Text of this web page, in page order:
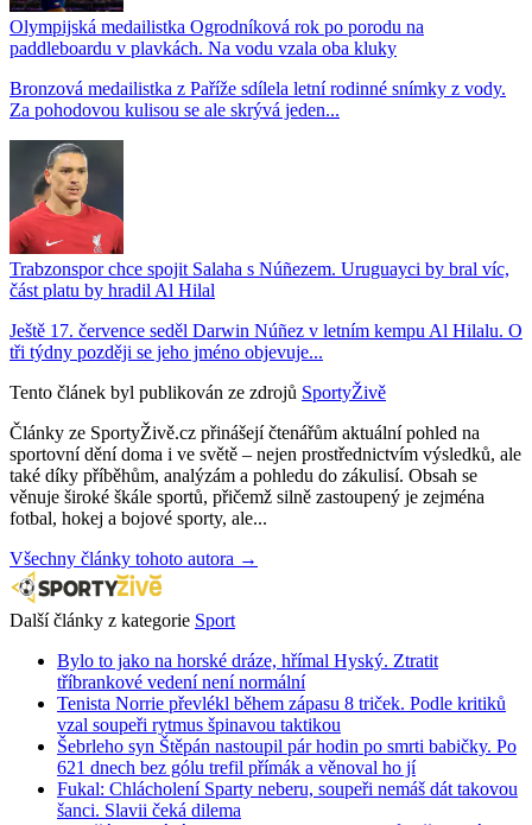
Olympijská medailistka Ogrodníková rok po porodu na
paddleboardu v plavkách. Na vodu vzala oba kluky
Bronzová medailistka z Paříže sdílela letní rodinné snímky z vody.
Za pohodovou kulisou se ale skrývá jeden...
Trabzonspor chce spojit Salaha s Núñezem. Uruguayci by bral víc,
část platu by hradil Al Hilal
Ještě 17. července seděl Darwin Núñez v letním kempu Al Hilalu. O
tři týdny později se jeho jméno objevuje...
Tento článek byl publikován ze zdrojů SportyŽivě
Články ze SportyŽivě.cz přinášejí čtenářům aktuální pohled na
sportovní dění doma i ve světě – nejen prostřednictvím výsledků, ale
také díky příběhům, analýzám a pohledu do zákulisí. Obsah se
věnuje široké škále sportů, přičemž silně zastoupený je zejména
fotbal, hokej a bojové sporty, ale...
Všechny články tohoto autora →
Další články z kategorie Sport
Bylo to jako na horské dráze, hřímal Hyský. Ztratit
tříbrankové vedení není normální
Tenista Norrie převlékl během zápasu 8 triček. Podle kritiků
vzal soupeři rytmus špinavou taktikou
Šebrleho syn Štěpán nastoupil pár hodin po smrti babičky. Po
621 dnech bez gólu trefil přímák a věnoval ho jí
Fukal: Chlácholení Sparty neberu, soupeři nemáš dát takovou
šanci. Slavii čeká dilema